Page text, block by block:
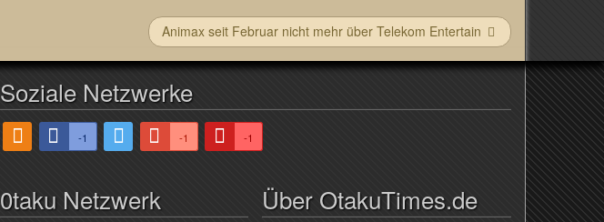
Animax seit Februar nicht mehr über Telekom Entertain
Soziale Netzwerke
-1 -1 -1
0taku Netzwerk Über OtakuTimes.de